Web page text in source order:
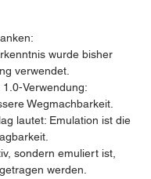
wurde bisher
verwendet.
Verwendung:
Wegmachbarkeit.
lautet: Emulation ist die
sondern emuliert ist,
werden.